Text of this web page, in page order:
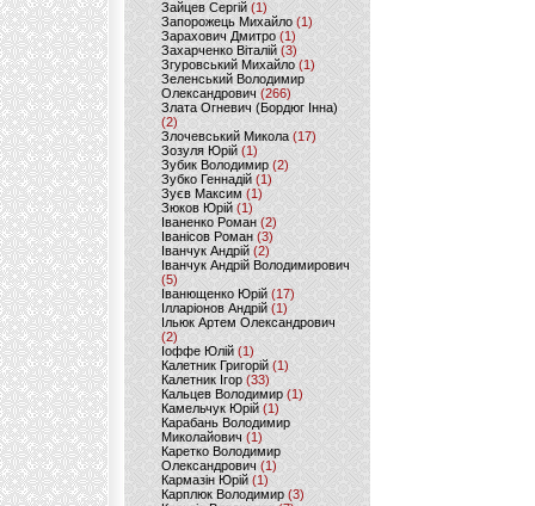
Зайцев Сергій(1)
Запорожець Михайло (1)
Зарахович Дмитро (1)
Захарченко Віталій (3)
Згуровський Михайло (1)
Зеленський Володимир
Олександрович (266)
Злата Огневич (Бордюг Інна)
(2)
Злочевський Микола(17)
Зозуля Юрій (1)
Зубик Володимир (2)
Зубко Геннадій (1)
Зуєв Максим(1)
Зюков Юрій (1)
Іваненко Роман (2)
Іванісов Роман (3)
Іванчук Андрій(2)
Іванчук Андрій Володимирович
(5)
Іванющенко Юрій (17)
Ілларіонов Андрій (1)
Ільюк Артем Олександрович
(2)
Іоффе Юлій (1)
Калетник Григорій(1)
Калетник Ігор (33)
Кальцев Володимир(1)
Камельчук Юрій (1)
Карабань Володимир
Миколайович (1)
Каретко Володимир
Олександрович (1)
Кармазін Юрій(1)
Карплюк Володимир(3)